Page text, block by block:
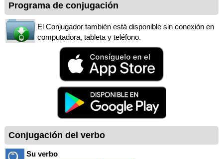
Programa de conjugación
El Conjugador también está disponible sin conexión en
computadora, tableta y teléfono.
Conjugación del verbo
Su verbo